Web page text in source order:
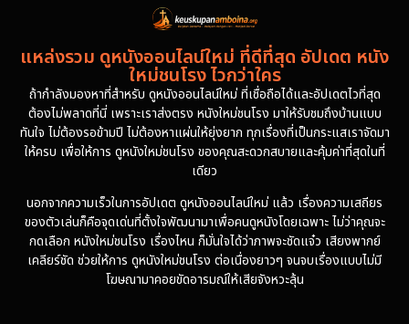
1986
1985
1981
1978
1974
แหล่งรวม ดูหนังออนไลน์ใหม่ ที่ดีที่สุด อัปเดต หนัง
ใหม่ชนโรง ไวกว่าใคร
ถ้ากำลังมองหาที่สำหรับ ดูหนังออนไลน์ใหม่ ที่เชื่อถือได้และอัปเดตไวที่สุด
ต้องไม่พลาดที่นี่ เพราะเราส่งตรง หนังใหม่ชนโรง มาให้รับชมถึงบ้านแบบ
ทันใจ ไม่ต้องรอข้ามปี ไม่ต้องหาแผ่นให้ยุ่งยาก ทุกเรื่องที่เป็นกระแสเราจัดมา
ให้ครบ เพื่อให้การ ดูหนังใหม่ชนโรง ของคุณสะดวกสบายและคุ้มค่าที่สุดในที่
เดียว
นอกจากความเร็วในการอัปเดต ดูหนังออนไลน์ใหม่ แล้ว เรื่องความเสถียร
ของตัวเล่นก็คือจุดเด่นที่ตั้งใจพัฒนามาเพื่อคนดูหนังโดยเฉพาะ ไม่ว่าคุณจะ
กดเลือก หนังใหม่ชนโรง เรื่องไหน ก็มั่นใจได้ว่าภาพจะชัดแจ๋ว เสียงพากย์
เคลียร์ชัด ช่วยให้การ ดูหนังใหม่ชนโรง ต่อเนื่องยาวๆ จนจบเรื่องแบบไม่มี
โฆษณามาคอยขัดอารมณ์ให้เสียจังหวะลุ้น